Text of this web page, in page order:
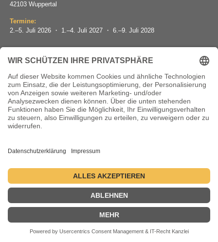
42103 Wuppertal
Termine:
2.–5. Juli 2026 ・ 1.–4. Juli 2027 ・ 6.–9. Juli 2028
© 2004-2026 - danceComp
Kontakt Datenschutzerklärung